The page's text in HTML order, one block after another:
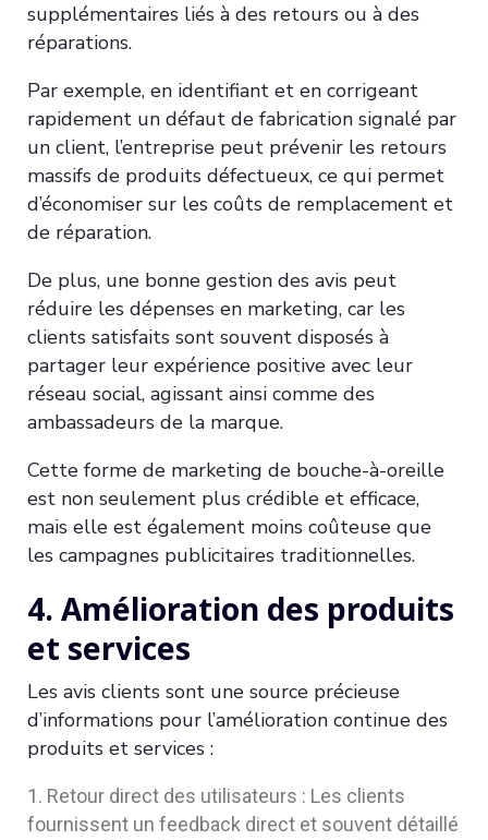
supplémentaires liés à des retours ou à des
réparations.
Par exemple, en identifiant et en corrigeant
rapidement un défaut de fabrication signalé par
un client, l’entreprise peut prévenir les retours
massifs de produits défectueux, ce qui permet
d’économiser sur les coûts de remplacement et
de réparation.
De plus, une bonne gestion des avis peut
réduire les dépenses en marketing, car les
clients satisfaits sont souvent disposés à
partager leur expérience positive avec leur
réseau social, agissant ainsi comme des
ambassadeurs de la marque.
Cette forme de marketing de bouche-à-oreille
est non seulement plus crédible et efficace,
mais elle est également moins coûteuse que
les campagnes publicitaires traditionnelles.
4. Amélioration des produits
et services
Les avis clients sont une source précieuse
d’informations pour l’amélioration continue des
produits et services :
Retour direct des utilisateurs : Les clients
fournissent un feedback direct et souvent détaillé